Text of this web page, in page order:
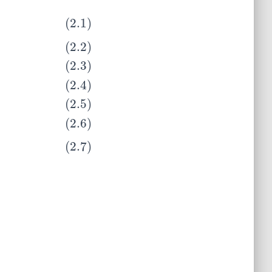
(2.1)
(2.2)
(2.3)
(2.4)
(2.5)
(2.6)
(2.7)
(2.5)(